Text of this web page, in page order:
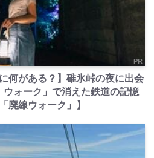
PR
何がある？】碓氷峠の夜に出会
ウォーク」で消えた鉄道の記憶
廃線ウォーク」】